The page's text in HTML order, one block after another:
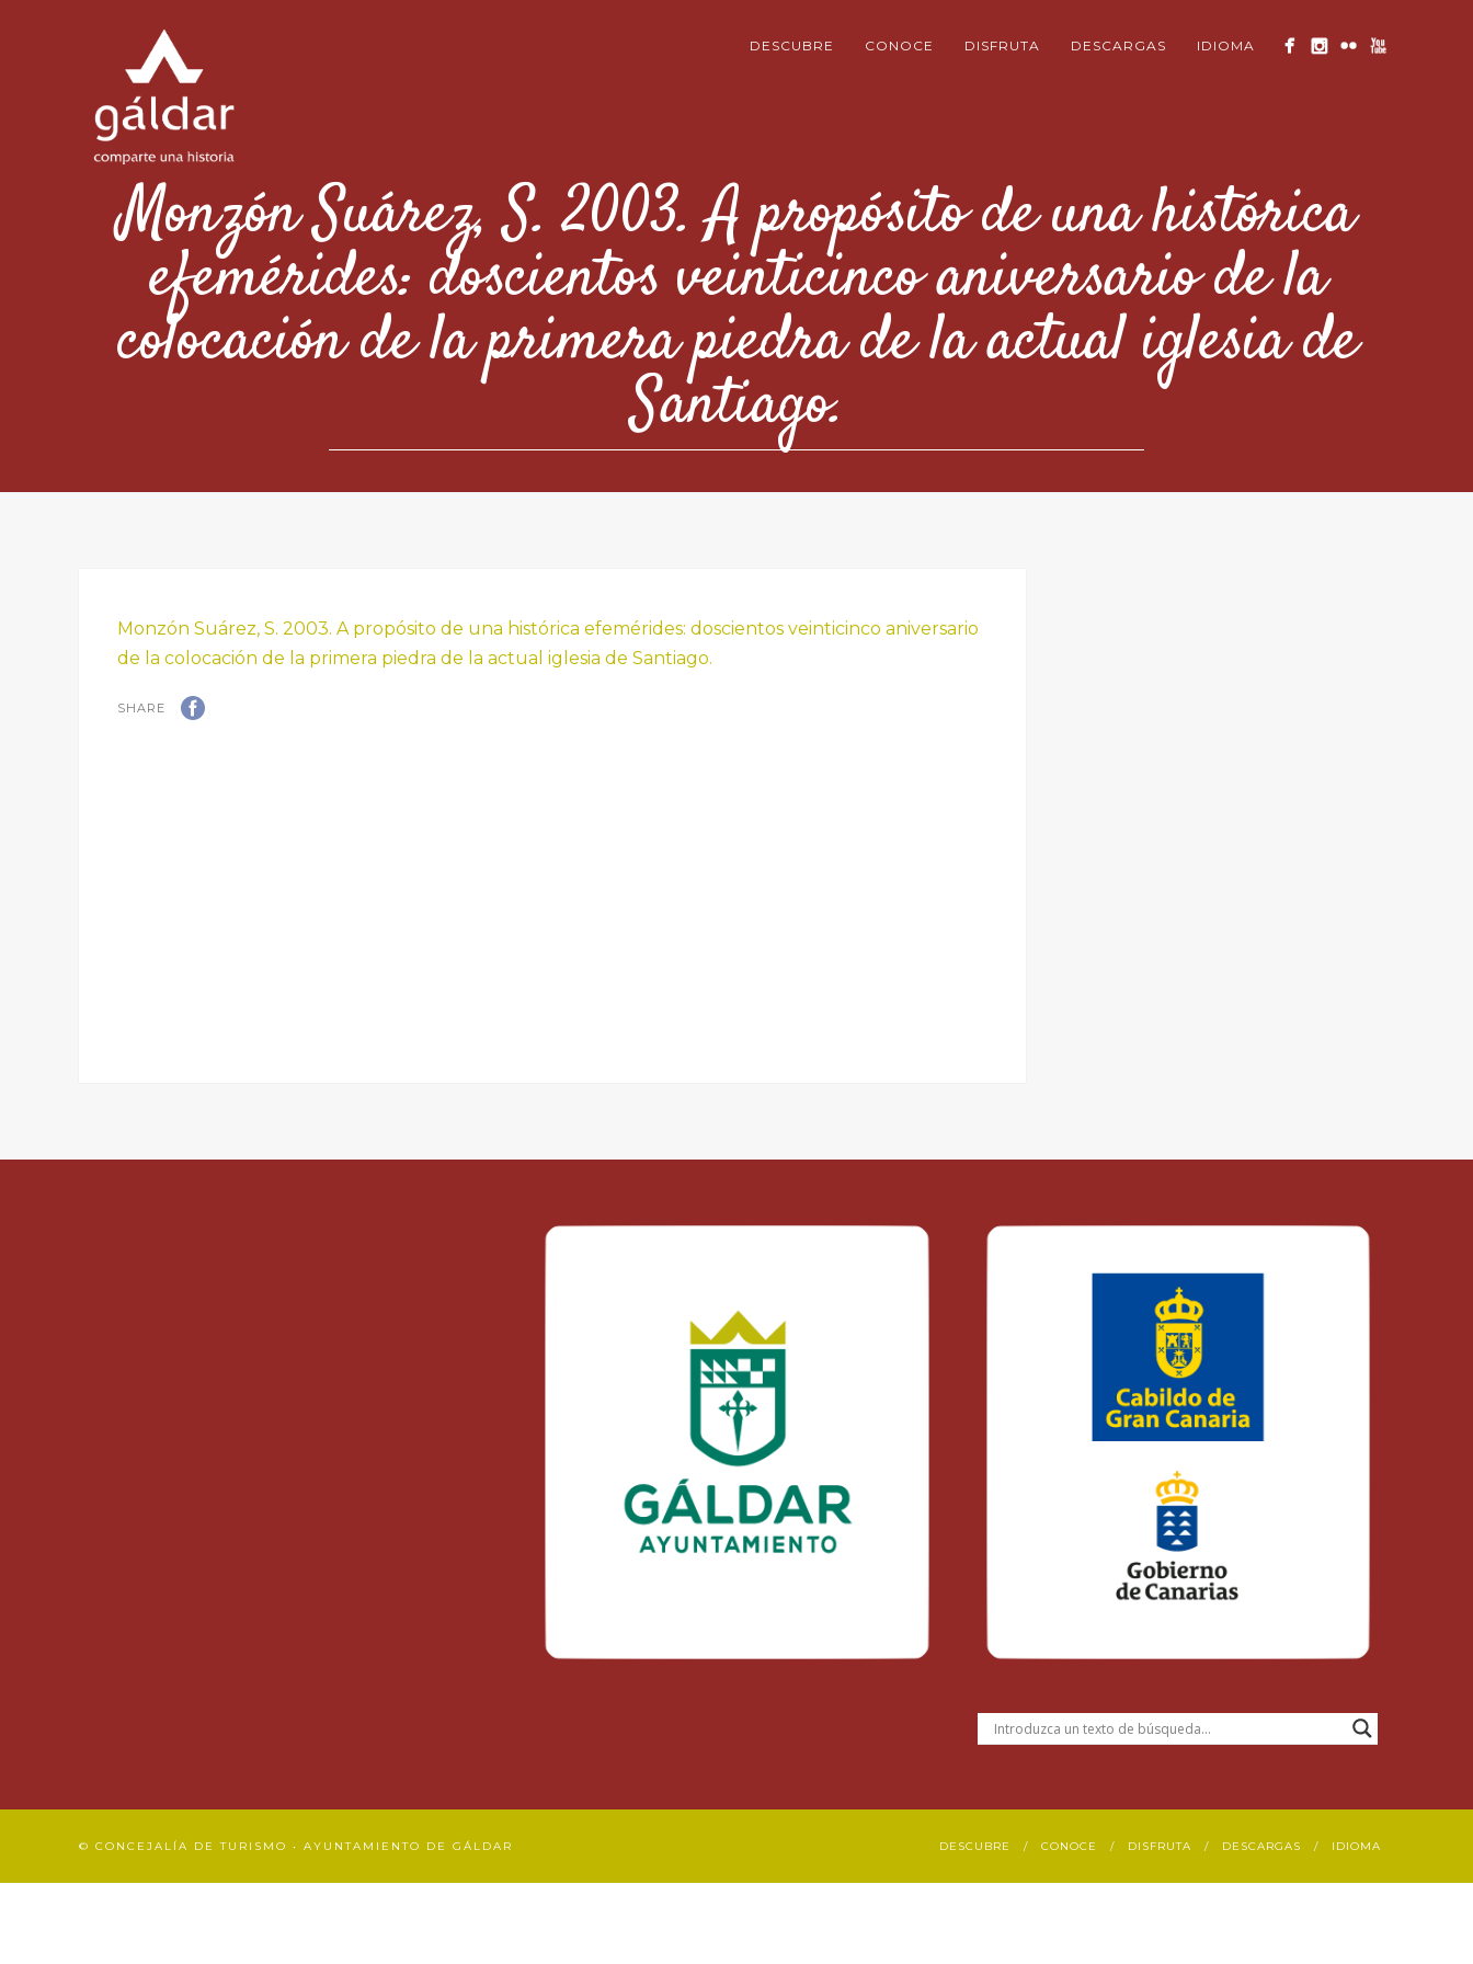
DESCUBRE CONOCE DISFRUTA DESCARGAS IDIOMA
Monzón Suárez, S. 2003. A propósito de una histórica
efemérides: doscientos veinticinco aniversario de la
colocación de la primera piedra de la actual iglesia de
Santiago.
Monzón Suárez, S. 2003. A propósito de una histórica efemérides: doscientos veinticinco aniversario
de la colocación de la primera piedra de la actual iglesia de Santiago.
SHARE
© CONCEJALÍA DE TURISMO • AYUNTAMIENTO DE GÁLDAR DESCUBRE CONOCE DISFRUTA DESCARGAS IDIOMA